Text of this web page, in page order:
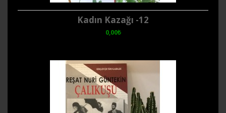
Kadın Kazağı -12
0,00₺